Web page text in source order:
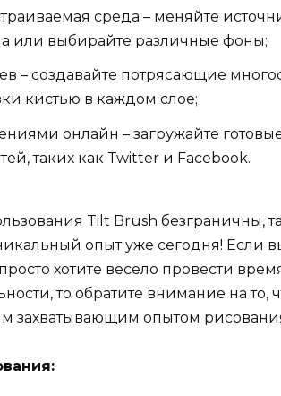
среда – меняйте
или выбирайте различные фоны;
– создавайте потрясающие
кистью в каждом слое;
онлайн – загружайте
таких как Twitter и Facebook.
Tilt Brush безграничны,
опыт уже сегодня! Если
хотите весело провести
то обратите внимание на то,
захватывающим опытом